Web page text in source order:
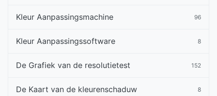
Kleur Aanpassingsmachine 96
Kleur Aanpassingssoftware 8
De Grafiek van de resolutietest 152
De Kaart van de kleurenschaduw 8